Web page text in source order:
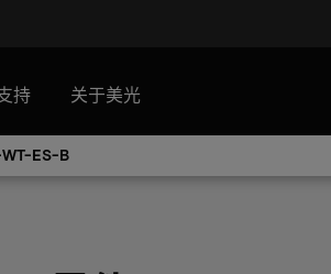
持 关于美光
ES-B